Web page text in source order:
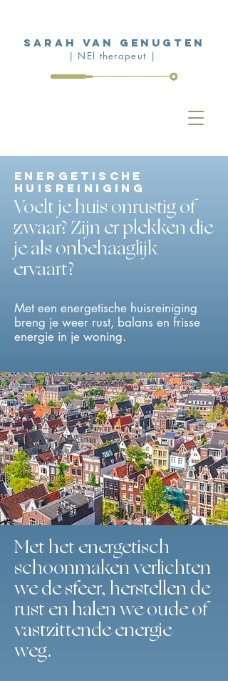
Sarah van Genugten
| NEI therapeut |
energetische
huisreiniging
Voelt je huis onrustig of
zwaar? Zijn er plekken die
je als onbehaaglijk
ervaart?
Met een energetische huisreiniging
breng je weer rust, balans en frisse
energie in je woning.
Met het energetisch
schoonmaken verlichten
we de sfeer, herstellen de
rust en halen we oude of
vastzittende energie
weg.